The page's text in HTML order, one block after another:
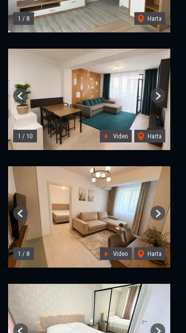
1 / 8 Harta
1 / 10 Video Harta
Previous Next
1 / 8 Video Harta
Previous Next